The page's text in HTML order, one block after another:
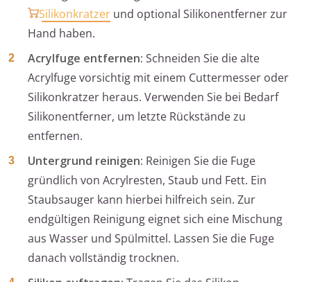
Silikonkratzer und optional Silikonentferner zur
Hand haben.
Acrylfuge entfernen: Schneiden Sie die alte
Acrylfuge vorsichtig mit einem Cuttermesser oder
Silikonkratzer heraus. Verwenden Sie bei Bedarf
Silikonentferner, um letzte Rückstände zu
entfernen.
Untergrund reinigen: Reinigen Sie die Fuge
gründlich von Acrylresten, Staub und Fett. Ein
Staubsauger kann hierbei hilfreich sein. Zur
endgültigen Reinigung eignet sich eine Mischung
aus Wasser und Spülmittel. Lassen Sie die Fuge
danach vollständig trocknen.